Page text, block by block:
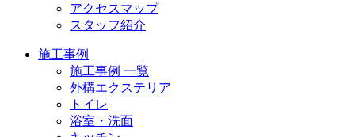
アクセスマップ
スタッフ紹介
施工事例
施工事例 一覧
外構エクステリア
トイレ
浴室・洗面